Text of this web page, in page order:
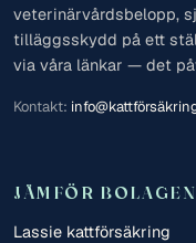
veterinärvårdsbelopp,
tilläggsskydd på ett
via våra länkar — det
Kontakt:
JÄMFÖR BOLAGEN
Lassie kattförsäkring